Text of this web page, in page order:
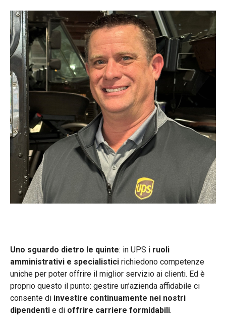
Uno sguardo dietro le quinte: in UPS i ruoli
amministrativi e specialistici richiedono competenze
uniche per poter offrire il miglior servizio ai clienti. Ed è
proprio questo il punto: gestire un’azienda affidabile ci
consente di investire continuamente nei nostri
dipendenti e di offrire carriere formidabili.